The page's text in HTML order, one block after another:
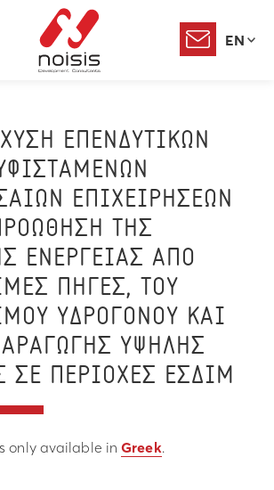
EN
ΕΠΕΝΔΥΤΙΚΩΝ
ΕΠΙΧΕΙΡΗΣΕΩΝ
ΤΗΣ
ΕΝΕΡΓΕΙΑΣ ΑΠΟ
ΠΗΓΕΣ, ΤΟΥ
ΥΔΡΟΓΟΝΟΥ ΚΑΙ
ΥΨΗΛΗΣ
ΣΕ ΠΕΡΙΟΧΕΣ ΕΣΔΙΜ
only available inGreek.